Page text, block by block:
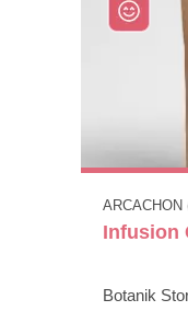
ARCACHON
Infusion
Botanik